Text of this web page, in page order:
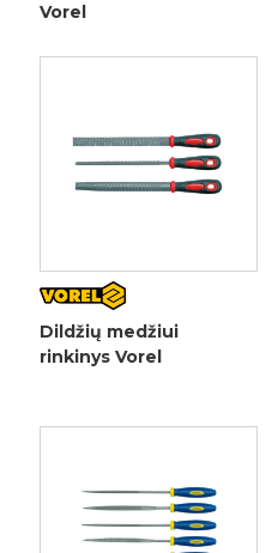
Vorel
Dildžių medžiui
rinkinys Vorel